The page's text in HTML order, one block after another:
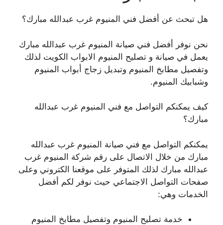
هل تبحث عن أفضل فني المنيوم غرب عبدالله مبارك؟
نحن نوفر أفضل فني صيانة المنيوم غرب عبدالله مبارك
يعمل في صيانة و تصليح المنيوم الابواب الكويت لذلك
وتفصيل مطابخ المنيوم وتبديل زجاج أبواب المنيوم
وشبابيك المنيوم.
كيف يمكنكم التواصل مع فني المنيوم غرب عبدالله
مبارك؟
يمكنكم التواصل مع فني صيانة المنيوم غرب عبدالله
مبارك من خلال الاتصال على رقم شركة المنيوم غرب
عبدالله مبارك لذلك المتوفر على موقعنا الكتروني وعلى
صفحات التواصل الاجتماعي حيث نوفر لكم أفضل
الخدمات وهي:
خدمة تصليح المنيوم وتفصيل مطابخ المنيوم